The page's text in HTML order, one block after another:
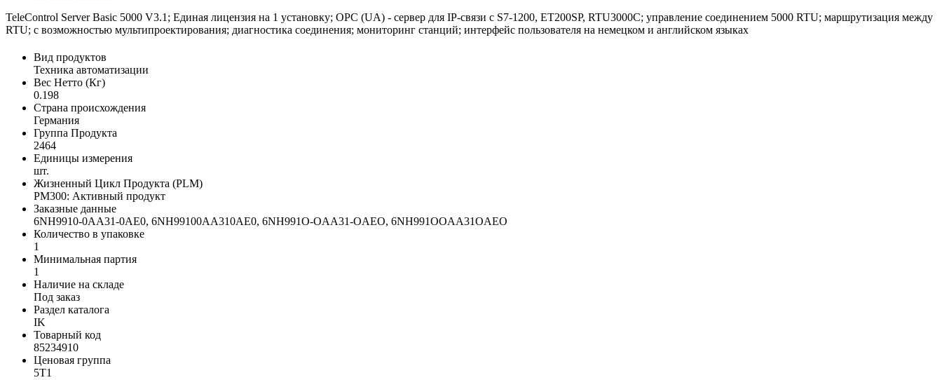
TeleControl Server Basic 5000 V3.1; Единая лицензия на 1 установку; OPC (UA) - сервер для IP-связи с S7-1200, ET200SP, RTU3000C; управление соединением 5000 RTU; маршрутизация между
RTU; с возможностью мультипроектирования; диагностика соединения; мониторинг станций; интерфейс пользователя на немецком и английском языках
Вид продуктов
Техника автоматизации
Вес Нетто (Кг)
0.198
Страна происхождения
Германия
Группа Продукта
2464
Единицы измерения
шт.
Жизненный Цикл Продукта (PLM)
PM300: Активный продукт
Заказные данные
6NH9910-0AA31-0AE0, 6NH99100AA310AE0, 6NH991O-OAA31-OAEO, 6NH991OOAA31OAEO
Количество в упаковке
1
Минимальная партия
1
Наличие на складе
Под заказ
Раздел каталога
IK
Товарный код
85234910
Ценовая группа
5T1